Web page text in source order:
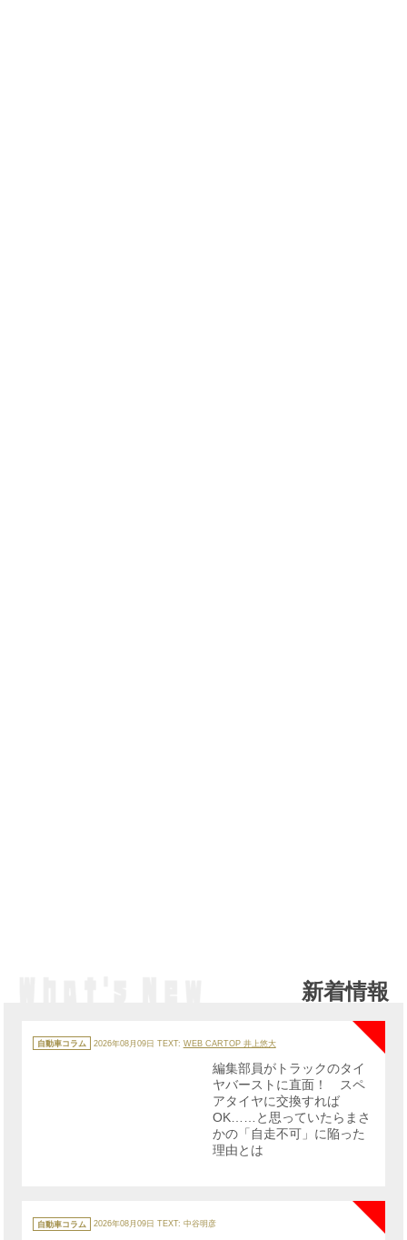
新着情報
テ
ゴ
自動車コラム 2026年08月09日 TEXT: WEB CARTOP 井上悠大
NEW
編集部員がトラックのタイ
ヤバーストに直面！ スペ
アタイヤに交換すれば
OK……と思っていたらまさ
かの「自走不可」に陥った
理由とは
テ
ゴ
自動車コラム 2026年08月09日 TEXT: 中谷明彦